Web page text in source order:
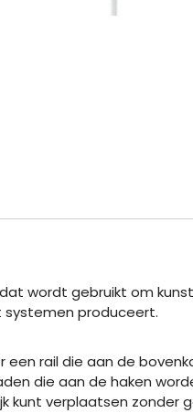
wordt gebruikt om
produceert.
rail die aan de
die aan de haken
kunt verplaatsen zonder